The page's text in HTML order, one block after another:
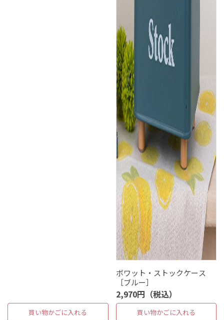
買い物かごに入れる
ボワット・ストックケース
［ブルー］
2,970円（税込）
買い物かごに入れる